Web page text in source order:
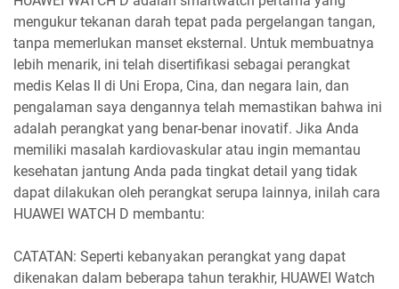
mengukur tekanan darah tepat pada pergelangan tangan,
tanpa memerlukan manset eksternal. Untuk membuatnya
lebih menarik, ini telah disertifikasi sebagai perangkat
medis Kelas II di Uni Eropa, Cina, dan negara lain, dan
pengalaman saya dengannya telah memastikan bahwa ini
adalah perangkat yang benar-benar inovatif. Jika Anda
memiliki masalah kardiovaskular atau ingin memantau
kesehatan jantung Anda pada tingkat detail yang tidak
dapat dilakukan oleh perangkat serupa lainnya, inilah cara
HUAWEI WATCH D membantu:
CATATAN: Seperti kebanyakan perangkat yang dapat
dikenakan dalam beberapa tahun terakhir, HUAWEI Watch